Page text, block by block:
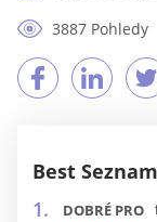
3887 Pohledy
Best
DOBRÉ PRO